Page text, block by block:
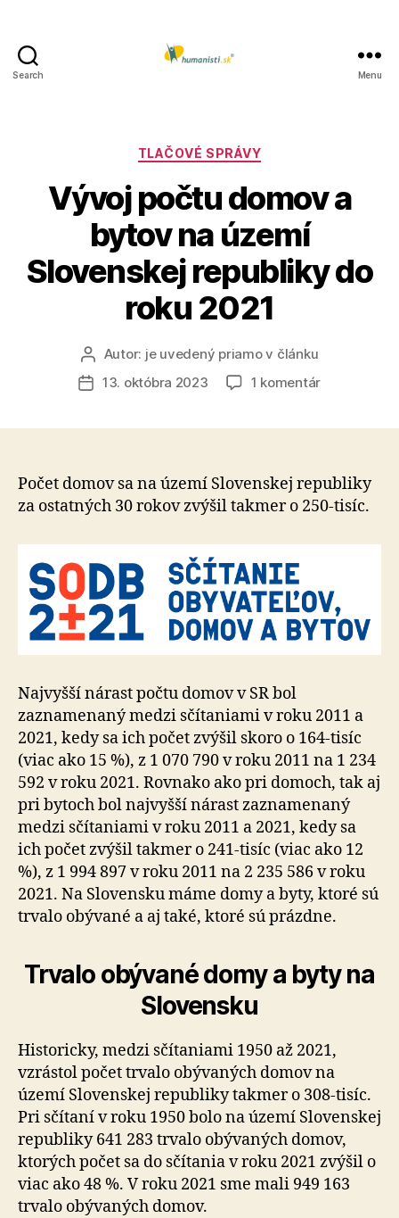
Search Menu
Kategórie
TLAČOVÉ SPRÁVY
Vývoj počtu domov a
bytov na území
Slovenskej republiky do
roku 2021
Autor
článku
Autor: je uvedený priamo v článku
Dátum
13. októbra 2023 1 komentárna
bytov
na
roku
2021
Počet domov sa na území Slovenskej republiky
za ostatných 30 rokov zvýšil takmer o 250-tisíc.
Najvyšší nárast počtu domov v SR bol
zaznamenaný medzi sčítaniami v roku 2011 a
2021, kedy sa ich počet zvýšil skoro o 164-tisíc
(viac ako 15 %), z 1 070 790 v roku 2011 na 1 234
592 v roku 2021. Rovnako ako pri domoch, tak aj
pri bytoch bol najvyšší nárast zaznamenaný
medzi sčítaniami v roku 2011 a 2021, kedy sa
ich počet zvýšil takmer o 241-tisíc (viac ako 12
%), z 1 994 897 v roku 2011 na 2 235 586 v roku
2021. Na Slovensku máme domy a byty, ktoré sú
trvalo obývané a aj také, ktoré sú prázdne.
Trvalo obývané domy a byty na
Slovensku
Historicky, medzi sčítaniami 1950 až 2021,
vzrástol počet trvalo obývaných domov na
území Slovenskej republiky takmer o 308-tisíc.
Pri sčítaní v roku 1950 bolo na území Slovenskej
republiky 641 283 trvalo obývaných domov,
ktorých počet sa do sčítania v roku 2021 zvýšil o
viac ako 48 %. V roku 2021 sme mali 949 163
trvalo obývaných domov.